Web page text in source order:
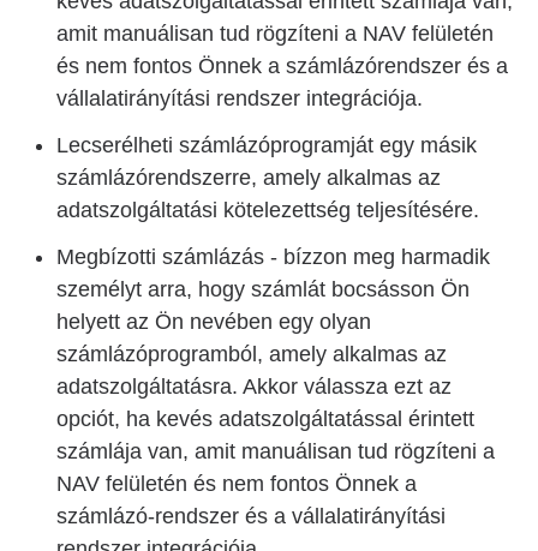
amit manuálisan tud rögzíteni a NAV felületén
és nem fontos Önnek a számlázórendszer és a
vállalatirányítási rendszer integrációja.
Lecserélheti számlázóprogramját egy másik
számlázórendszerre, amely alkalmas az
adatszolgáltatási kötelezettség teljesítésére.
Megbízotti számlázás - bízzon meg harmadik
személyt arra, hogy számlát bocsásson Ön
helyett az Ön nevében egy olyan
számlázóprogramból, amely alkalmas az
adatszolgáltatásra. Akkor válassza ezt az
opciót, ha kevés adatszolgáltatással érintett
számlája van, amit manuálisan tud rögzíteni a
NAV felületén és nem fontos Önnek a
számlázó-rendszer és a vállalatirányítási